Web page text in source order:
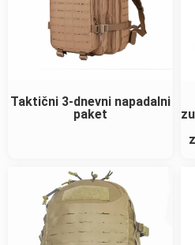
Taktični 3-dnevni napadalni
paket